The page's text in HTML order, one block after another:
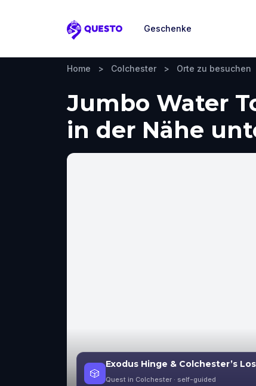
Questo
Geschenke
Home > Colchester > Orte zu besuchen
Jumbo Water
in der Nähe
🎲
Exodus Hinge & Colchester’s
Quest in Colchester · self-guided